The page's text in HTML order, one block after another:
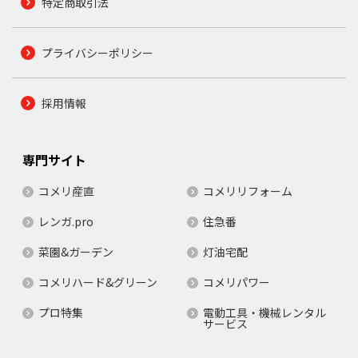
プライバシーポリシー
採用情報
専門サイト
コメリ産直
コメリリフォーム
レンガ.pro
住急番
菜園&ガーデン
灯油宅配
コメリハード&グリーン
コメリパワー
プロ特集
電動工具・機械レンタル
サービス